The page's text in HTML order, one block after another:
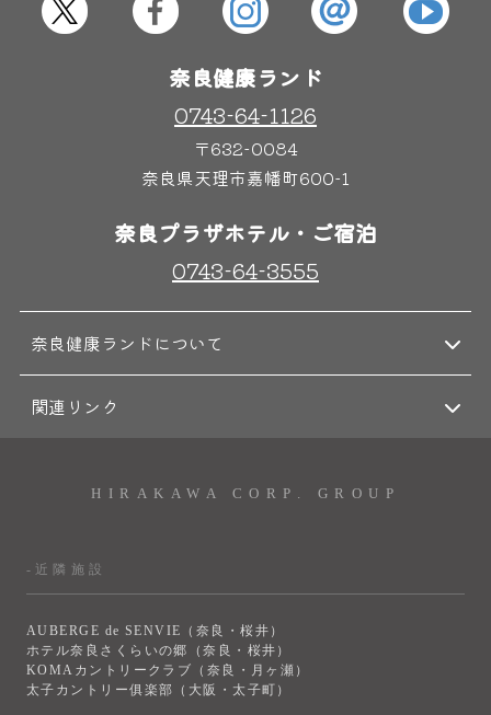
奈良健康ランド
0743-64-1126
〒632-0084
奈良県天理市嘉幡町600-1
奈良プラザホテル・ご宿泊
0743-64-3555
奈良健康ランドについて
関連リンク
HIRAKAWA CORP. GROUP
-近隣施設
AUBERGE de SENVIE（奈良・桜井）
ホテル奈良さくらいの郷（奈良・桜井）
KOMAカントリークラブ（奈良・月ヶ瀬）
太子カントリー俱楽部（大阪・太子町）